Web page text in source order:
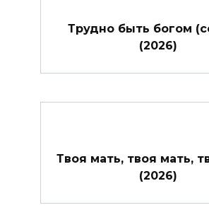
Трудно быть богом
(2026)
Твоя мать, твоя мать,
(2026)